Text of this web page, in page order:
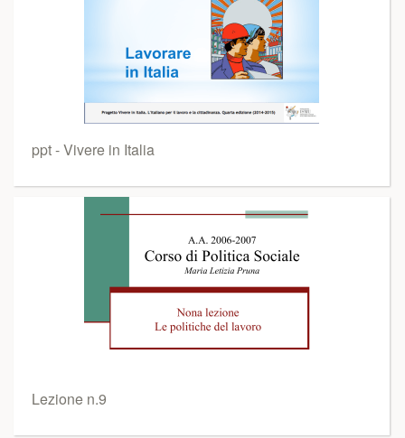
ppt - Vivere in Italia
Lezione n.9